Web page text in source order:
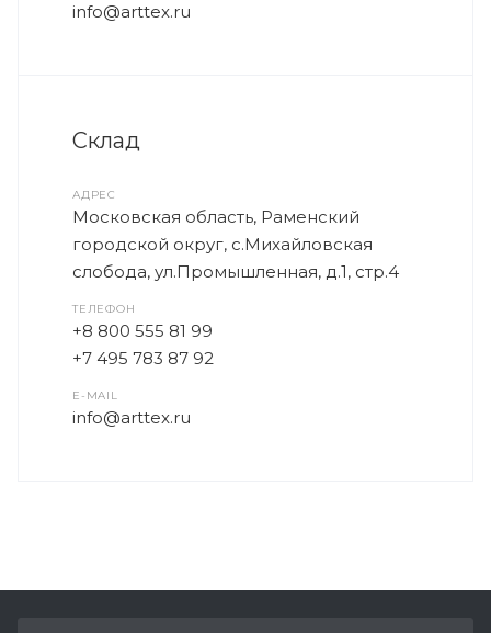
info@arttex.ru
Склад
АДРЕС
Московская область, Раменский
городской округ, с.Михайловская
слобода, ул.Промышленная, д.1, стр.4
ТЕЛЕФОН
+8 800 555 81 99
+7 495 783 87 92
E-MAIL
info@arttex.ru